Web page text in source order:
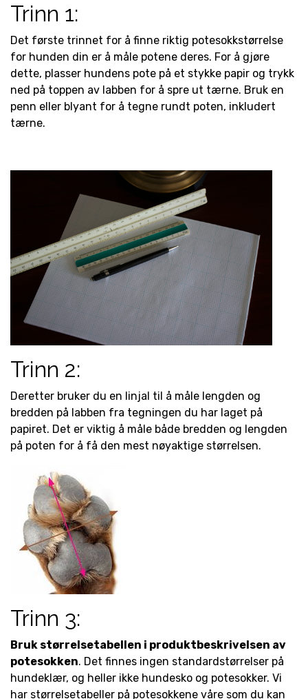
Trinn 1:
Det første trinnet for å finne riktig potesokkstørrelse
for hunden din er å måle potene deres. For å gjøre
dette, plasser hundens pote på et stykke papir og trykk
ned på toppen av labben for å spre ut tærne. Bruk en
penn eller blyant for å tegne rundt poten, inkludert
tærne.
Trinn 2:
Deretter bruker du en linjal til å måle lengden og
bredden på labben fra tegningen du har laget på
papiret. Det er viktig å måle både bredden og lengden
på poten for å få den mest nøyaktige størrelsen.
Trinn 3:
Bruk størrelsetabellen i produktbeskrivelsen av
potesokken. Det finnes ingen standardstørrelser på
hundeklær, og heller ikke hundesko og potesokker. Vi
har størrelsetabeller på potesokkene våre som du kan